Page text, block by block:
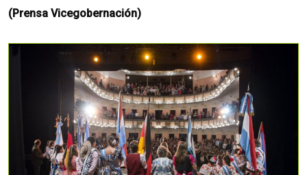
(Prensa Vicegobernación)